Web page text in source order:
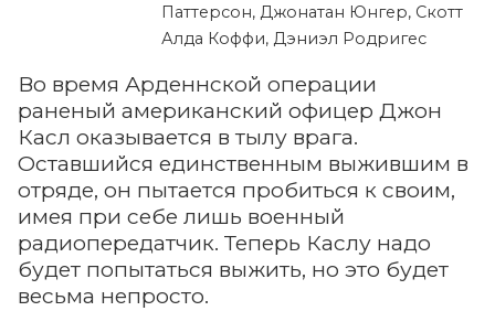
Паттерсон, Джонатан Юнгер, Скотт
Алда Коффи, Дэниэл Родригес
Во время Арденнской операции
раненый американский офицер Джон
Касл оказывается в тылу врага.
Оставшийся единственным выжившим в
отряде, он пытается пробиться к своим,
имея при себе лишь военный
радиопередатчик. Теперь Каслу надо
будет попытаться выжить, но это будет
весьма непросто.